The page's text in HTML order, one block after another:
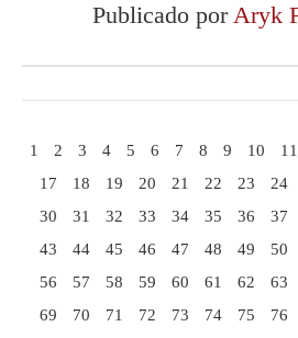
Publicado porAryk
1 2 3 4 5 6 7 8 9 10 11
17
18 19 20 21 22 23 24
30
31 32 33 34 35 36 37
43
44 45 46 47 48 49 50
56
57 58 59 60 61 62 63
69
70 71 72 73 74 75 76